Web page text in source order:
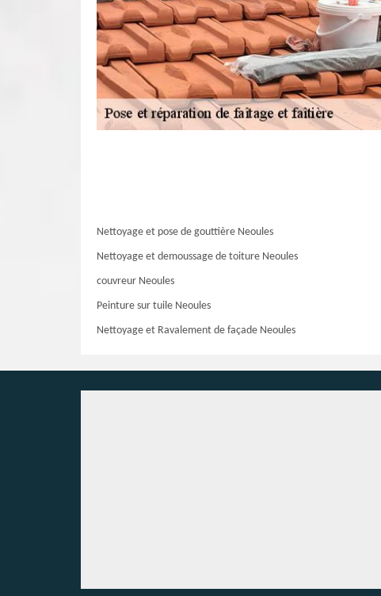
Nettoyage et pose de gouttière Neoules
Nettoyage et demoussage de toiture Neoules
couvreur Neoules
Peinture sur tuile Neoules
Nettoyage et Ravalement de façade Neoules